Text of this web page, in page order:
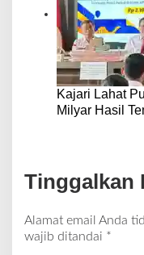
Kajari Lahat
Milyar Hasil
Tinggalkan
Alamat email Anda
wajib ditandai *